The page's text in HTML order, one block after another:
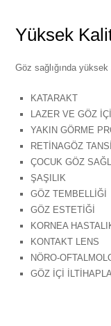
Yüksek
Göz sağlığında
KATARAKT
LAZER VE GÖZ
YAKIN GÖRME
RETİNAGÖZ
ÇOCUK GÖZ
ŞAŞILIK
GÖZ TEMBELLİĞİ
GÖZ ESTETİĞİ
KORNEA
KONTAKT LENS
NÖRO-
GÖZ İÇİ